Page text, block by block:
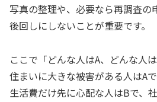
写真の整理や、必要なら再調査の
後回しにしないことが重要です。
ここで「どんな人はA、どんな人
住まいに大きな被害がある人はA
生活費だけ先に心配な人はBで、